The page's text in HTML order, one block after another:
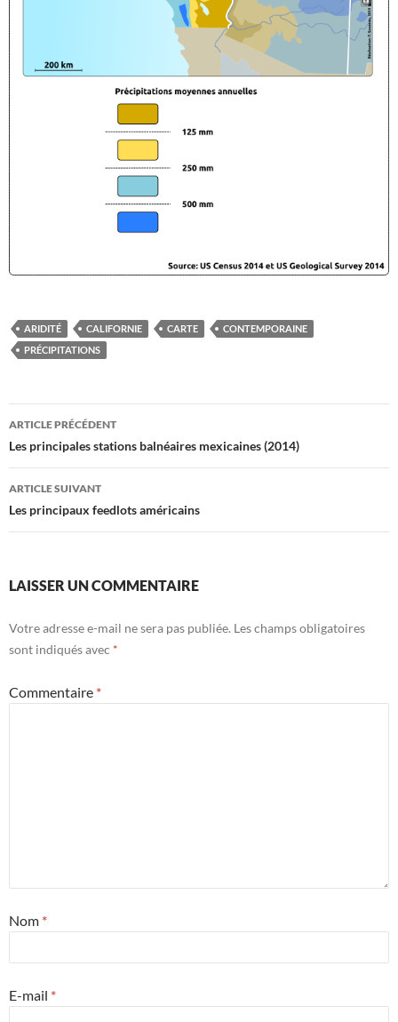
ARIDITÉ CALIFORNIE CARTE
CONTEMPORAINE
PRÉCIPITATIONS
Navigation
des
articles
ARTICLE PRÉCÉDENT
Les principales stations balnéaires mexicaines (2014)
ARTICLE SUIVANT
Les principaux feedlots américains
LAISSER UN COMMENTAIRE
Votre adresse e-mail ne sera pas publiée. Les champs obligatoires
sont indiqués avec *
Commentaire *
Nom *
E-mail *